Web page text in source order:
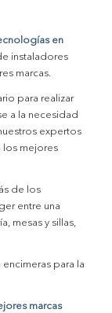
en
instaladores
marcas.
para realizar
a la necesidad
expertos
los mejores
de los
entre una
mesas y sillas,
para la
marcas